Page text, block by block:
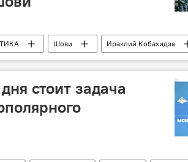
Шови
Ираклий Кобахидзе
Георгий Вашадзе
Национальное агентство окружающей среды
стоит задача